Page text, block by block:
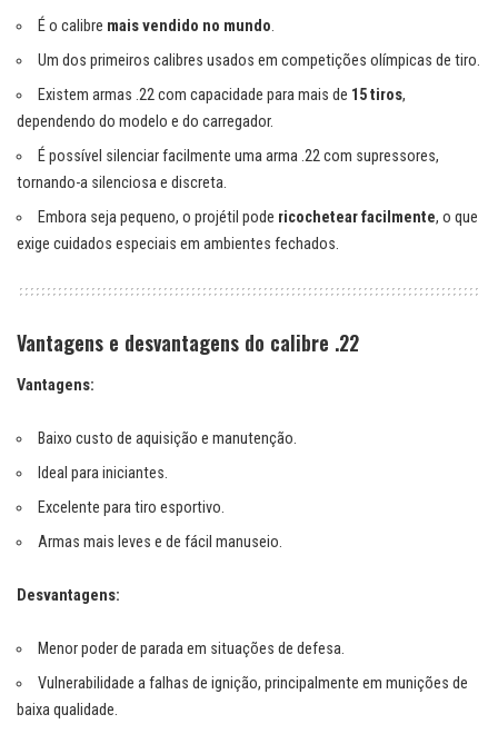
É o calibre mais vendido no mundo.
Um dos primeiros calibres usados em competições olímpicas de tiro.
Existem armas .22 com capacidade para mais de 15 tiros,
dependendo do modelo e do carregador.
É possível silenciar facilmente uma arma .22 com supressores,
tornando-a silenciosa e discreta.
Embora seja pequeno, o projétil pode ricochetear facilmente, o que
exige cuidados especiais em ambientes fechados.
Vantagens e desvantagens do calibre .22
Vantagens:
Baixo custo de aquisição e manutenção.
Ideal para iniciantes.
Excelente para tiro esportivo.
Armas mais leves e de fácil manuseio.
Desvantagens:
Menor poder de parada em situações de defesa.
Vulnerabilidade a falhas de ignição, principalmente em munições de
baixa qualidade.